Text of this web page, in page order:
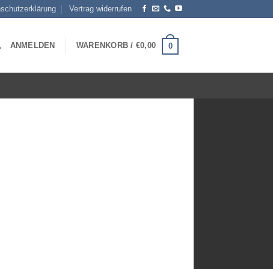
Vertrag widerrufen
ANMELDEN WARENKORB / €0,00 0